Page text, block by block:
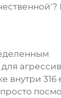
внутри 316